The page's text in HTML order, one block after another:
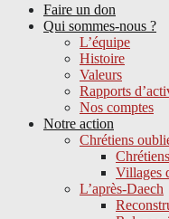
Faire un don
Qui sommes-nous ?
L’équipe
Histoire
Valeurs
Rapports
Nos comptes
Notre action
Chrétiens
Villages
L’après-Daech